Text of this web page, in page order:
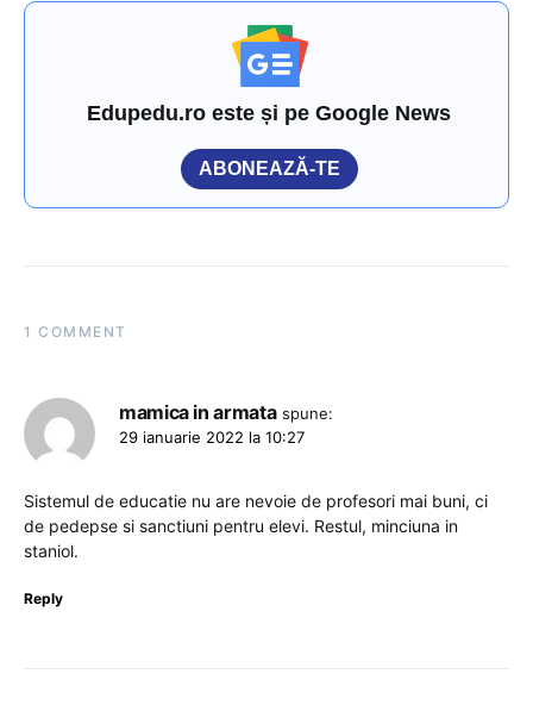
Edupedu.ro este și pe Google News
ABONEAZĂ-TE
1 COMMENT
mamica in armata spune:
29 ianuarie 2022 la 10:27
Sistemul de educatie nu are nevoie de profesori mai buni, ci
de pedepse si sanctiuni pentru elevi. Restul, minciuna in
staniol.
Reply